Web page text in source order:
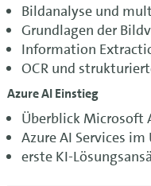
Bildanalyse und
Grundlagen der
Information
OCR und
Azure AI Einstieg
Überblick Microsoft
Azure AI Services
erste KI-